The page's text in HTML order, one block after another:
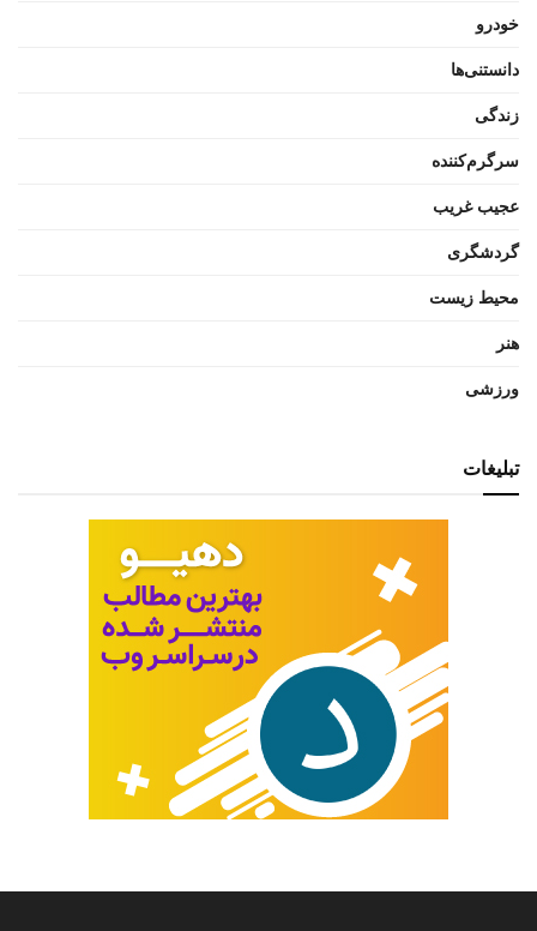
خودرو
دانستنی‌ها
زندگی
سرگرم‌کننده
عجیب غریب
گردشگری
محیط زیست
هنر
ورزشی
تبلیغات